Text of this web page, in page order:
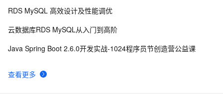
10结构struct(值类型)在实际应用要注意的二点:
查看更多
RDS MySQL 高效设计及性能调优
云数据库RDS MySQL从入门到高阶
Java Spring Boot 2.6.0开发实战-1024程序员节创造营公益课